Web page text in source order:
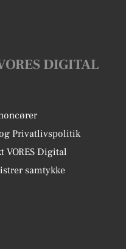
DIGITAL
Privatlivspolitik
VORES Digital
samtykke